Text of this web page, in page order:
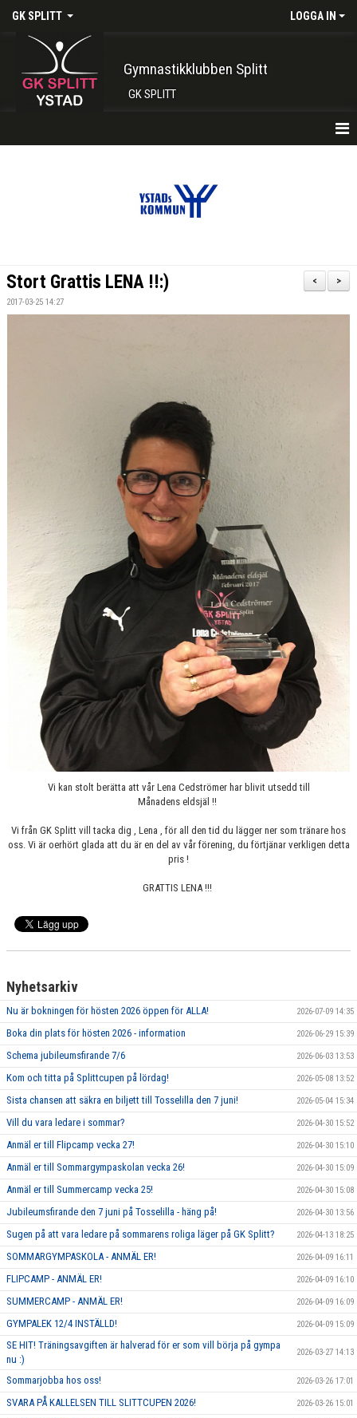
GK SPLITT LOGGA IN
Gymnastikklubben Splitt
GK SPLITT
INTRESSEANMÄLAN
FRITIDSKORTET
>
<
Stort Grattis LENA !!:)
2017-03-25 14:27
Vi kan stolt berätta att vår Lena Cedströmer har blivit utsedd till
Månadens eldsjäl !!
Vi från GK Splitt vill tacka dig , Lena , för all den tid du lägger ner som tränare hos
oss. Vi är oerhört glada att du är en del av vår förening, du förtjänar verkligen detta
pris !
GRATTIS LENA !!!
Nyhetsarkiv
Nu är bokningen för hösten 2026 öppen för ALLA! 2026-07-09 14:35
Boka din plats för hösten 2026 - information 2026-06-29 15:39
Schema jubileumsfirande 7/6 2026-06-03 13:53
Kom och titta på Splittcupen på lördag! 2026-05-08 13:52
Sista chansen att säkra en biljett till Tosselilla den 7 juni! 2026-05-04 15:34
Vill du vara ledare i sommar? 2026-04-30 15:52
Anmäl er till Flipcamp vecka 27! 2026-04-30 15:10
Anmäl er till Sommargympaskolan vecka 26! 2026-04-30 15:09
Anmäl er till Summercamp vecka 25! 2026-04-30 15:08
Jubileumsfirande den 7 juni på Tosselilla - häng på! 2026-04-30 13:56
Sugen på att vara ledare på sommarens roliga läger på GK Splitt? 2026-04-13 18:25
SOMMARGYMPASKOLA - ANMÄL ER! 2026-04-09 16:11
FLIPCAMP - ANMÄL ER! 2026-04-09 16:10
SUMMERCAMP - ANMÄL ER! 2026-04-09 16:09
GYMPALEK 12/4 INSTÄLLD! 2026-04-09 15:09
SE HIT! Träningsavgiften är halverad för er som vill börja på gympa
nu :)
2026-03-27 14:13
Sommarjobba hos oss! 2026-03-26 17:01
SVARA PÅ KALLELSEN TILL SLITTCUPEN 2026! 2026-03-26 15:01